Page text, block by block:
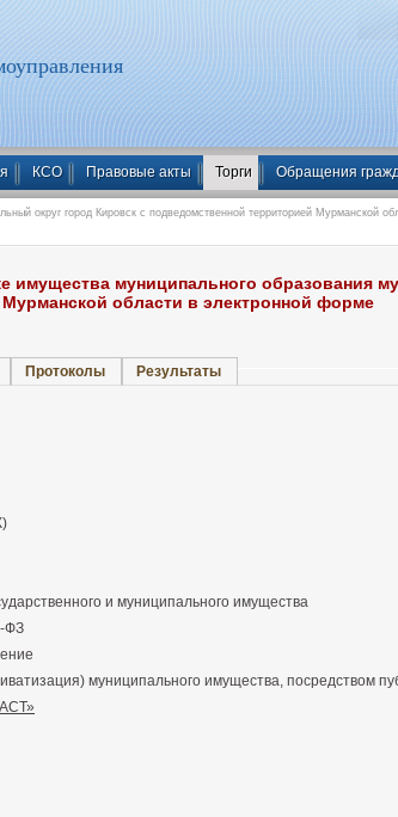
КСО Правовые акты Торги Обращения
округ город Кировск с подведомственной территорией Мурманской
имущества муниципального образования
области в электронной форме
Протоколы Результаты
и муниципального имущества
ФЗ
муниципального имущества, посредством